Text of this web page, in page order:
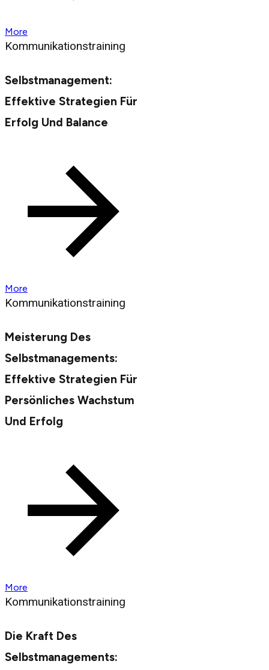
More
Kommunikationstraining
Selbstmanagement:
Effektive Strategien Für
Erfolg Und Balance
More
Kommunikationstraining
Meisterung Des
Selbstmanagements:
Effektive Strategien Für
Persönliches Wachstum
Und Erfolg
More
Kommunikationstraining
Die Kraft Des
Selbstmanagements: